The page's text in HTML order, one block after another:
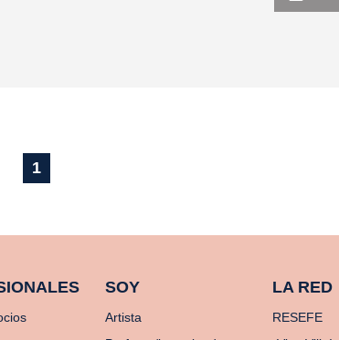
1
SOY
Artista
LA RED
RESEFE